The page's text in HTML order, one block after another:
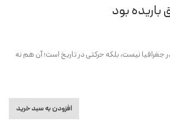
بود
جغرافیا نیست، بلکه حرکتی در تاریخ است؛ آن هم نه
افزودن به سبد خرید